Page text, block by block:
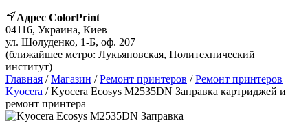
Адрес ColorPrint
04116, Украина, Киев
ул. Шолуденко, 1-Б, оф. 207
(ближайшее метро: Лукьяновская, Политехнический
институт)
Главная /Магазин /Ремонт принтеров /Ремонт принтеров
Kyocera / Kyocera Ecosys M2535DN Заправка картриджей и
ремонт принтера